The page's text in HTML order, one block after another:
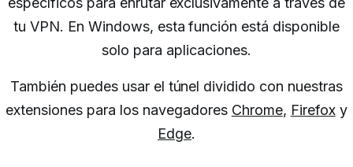
tu VPN. En Windows, esta función está disponible
solo para aplicaciones.
También puedes usar el túnel dividido con nuestras
extensiones para los navegadores Chrome, Firefoxy
Edge.